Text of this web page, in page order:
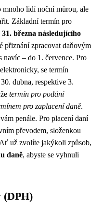
lidí noční můrou, ale
Základní termín pro
31. března následujícího
přiznání zpracovat daňovým
navíc – do 1. července. Pro
se termín
dubna, respektive 3.
termín pro podání
pro zaplacení daně.
penále. Pro placení daní
převodem, složenkou
už zvolíte jakýkoli způsob,
daně, abyste se vyhnuli
(DPH)